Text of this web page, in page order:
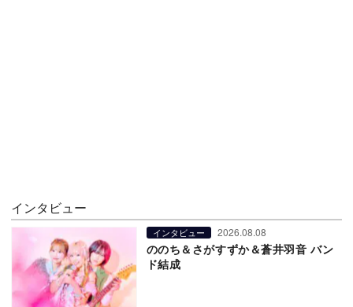
インタビュー
インタビュー 2026.08.08
ののち＆さがすずか＆蒼井羽音 バン
ド結成